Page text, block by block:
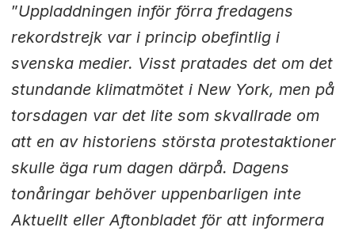
”Uppladdningen inför förra fredagens
rekordstrejk var i princip obefintlig i
svenska medier. Visst pratades det om det
stundande klimatmötet i New York, men på
torsdagen var det lite som skvallrade om
att en av historiens största protestaktioner
skulle äga rum dagen därpå. Dagens
tonåringar behöver uppenbarligen inte
Aktuellt eller Aftonbladet för att informera